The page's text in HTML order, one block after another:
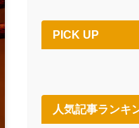
PICK UP
人気記事ランキ